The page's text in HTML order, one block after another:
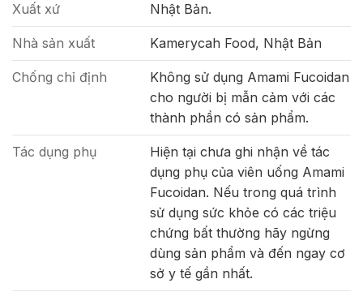
Xuất xứ Nhật Bản.
Nhà sản xuất Kamerycah Food, Nhật Bản
Chống chỉ định
Không sử dụng Amami Fucoidan
cho người bị mẫn cảm với các
thành phần có sản phẩm.
Tác dụng phụ
Hiện tại chưa ghi nhận về tác
dụng phụ của viên uống Amami
Fucoidan. Nếu trong quá trình
sử dụng sức khỏe có các triệu
chứng bất thường hãy ngừng
dùng sản phẩm và đến ngay cơ
sở y tế gần nhất.